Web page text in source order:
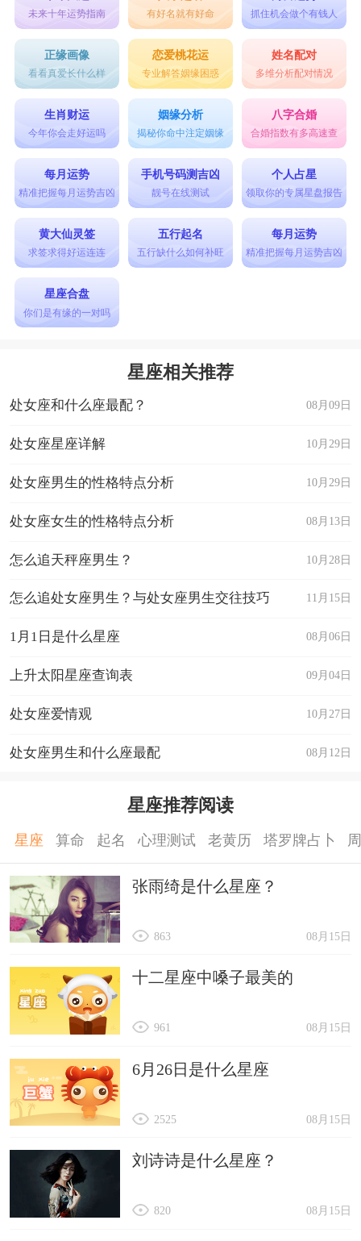
未来十年运势指南 有好名就有好命 抓住机会做个有钱人
正缘画像
看看真爱长什么样
恋爱桃花运
专业解答姻缘困惑
姓名配对
多维分析配对情况
生肖财运
今年你会走好运吗
姻缘分析
揭秘你命中注定姻缘
八字合婚
合婚指数有多高速查
每月运势
精准把握每月运势吉凶
手机号码测吉凶
靓号在线测试
个人占星
领取你的专属星盘报告
黄大仙灵签
求签求得好运连连
五行起名
五行缺什么如何补旺
每月运势
精准把握每月运势吉凶
星座合盘
你们是有缘的一对吗
星座相关推荐
08月09日
处女座和什么座最配？
10月29日
处女座星座详解
10月29日
处女座男生的性格特点分析
08月13日
处女座女生的性格特点分析
10月28日
怎么追天秤座男生？
11月15日
怎么追处女座男生？与处女座男生交往技巧
08月06日
1月1日是什么星座
09月04日
上升太阳星座查询表
10月27日
处女座爱情观
08月12日
处女座男生和什么座最配
星座推荐阅读
星座 算命 起名 心理测试 老黄历 塔罗牌占卜
张雨绮是什么星座？
08月15日
863
十二星座中嗓子最美的
08月15日
961
6月26日是什么星座
08月15日
2525
刘诗诗是什么星座？
08月15日
820